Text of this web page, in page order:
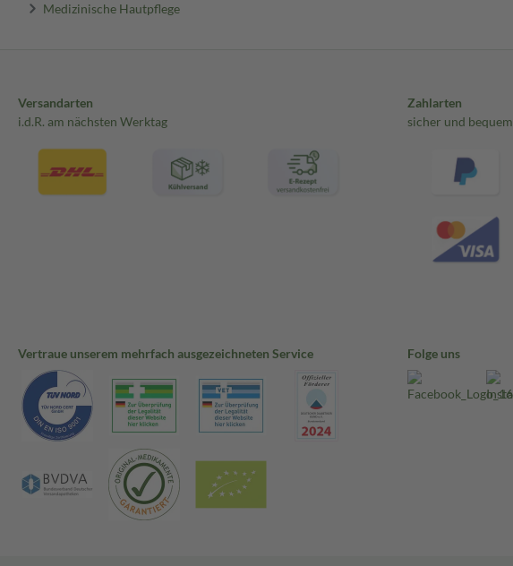
Medizinische Hautpflege
Versandarten
i.d.R. am nächsten Werktag
Zahlarten
sicher und bequem
Vertraue unserem mehrfach ausgezeichneten Service Folge uns